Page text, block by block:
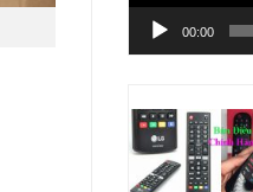
00:00